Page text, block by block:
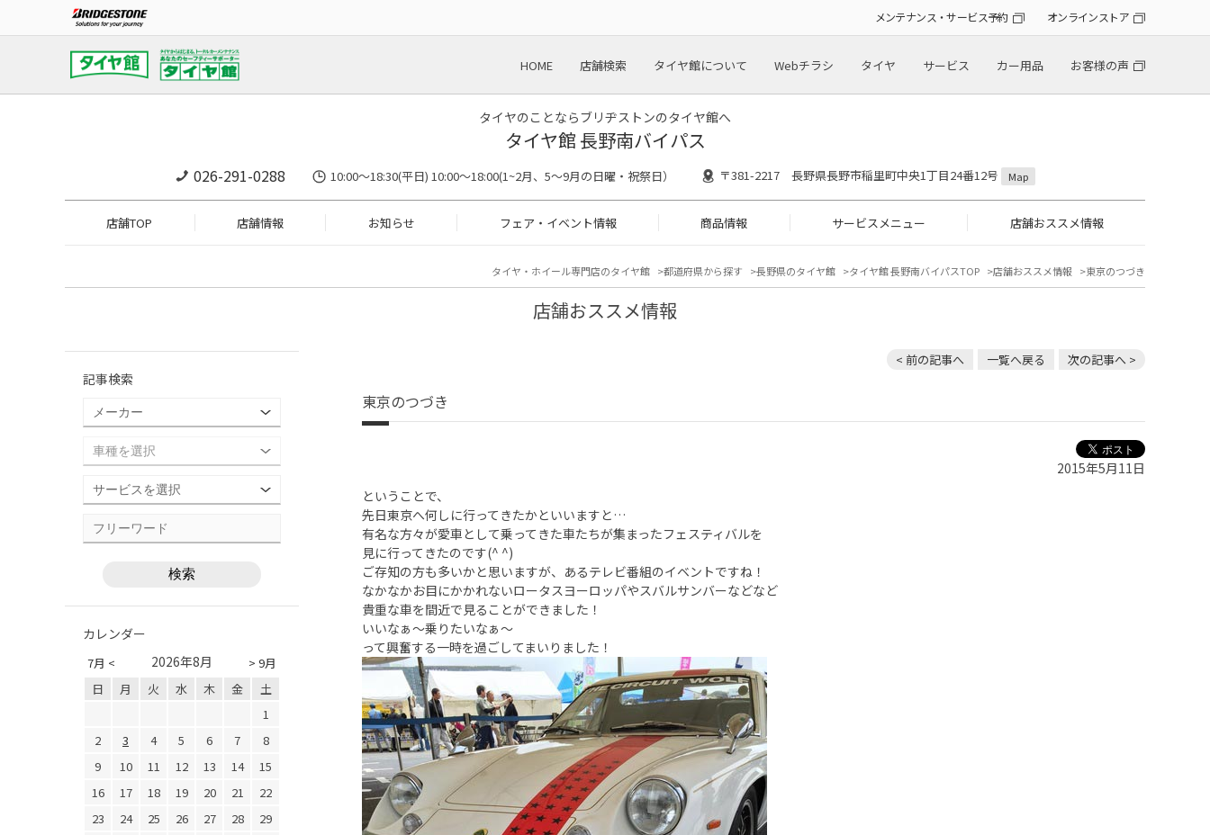
メンテナンス・サービス予約 オンラインストア
HOME 店舗検索 タイヤ館について Webチラシ タイヤ サービス カー用品 お客様の声
タイヤのことならブリヂストンのタイヤ館へ
タイヤ館 長野南バイパス
026-291-0288 10:00～18:30(平日) 10:00～18:00(1~2月、5～9月の日曜・祝祭日） 〒381-2217 長野県長野市稲里町中央1丁目24番12号 Map
店舗TOP 店舗情報 お知らせ フェア・イベント情報 商品情報 サービスメニュー 店舗おススメ情報
タイヤ・ホイール専門店のタイヤ館 都道府県から探す 長野県のタイヤ館 タイヤ館 長野南バイパスTOP 店舗おススメ情報 東京のつづき
店舗おススメ情報
< 前の記事へ 一覧へ戻る 次の記事へ >
東京のつづき
2015年5月11日
ということで、
先日東京へ何しに行ってきたかといいますと…
有名な方々が愛車として乗ってきた車たちが集まったフェスティバルを
見に行ってきたのです(^ ^)
ご存知の方も多いかと思いますが、あるテレビ番組のイベントですね！
なかなかお目にかかれないロータスヨーロッパやスバルサンバーなどなど
貴重な車を間近で見ることができました！
いいなぁ〜乗りたいなぁ〜
って興奮する一時を過ごしてまいりました！
記事検索
カレンダー
7月 < > 9月
2026年8月
日 月 火 水 木 金
土
1
2
3 4 5 6 7
8
9
10 11 12 13 14
15
16
17 18 19 20 21
22
23
24 25 26 27 28
29